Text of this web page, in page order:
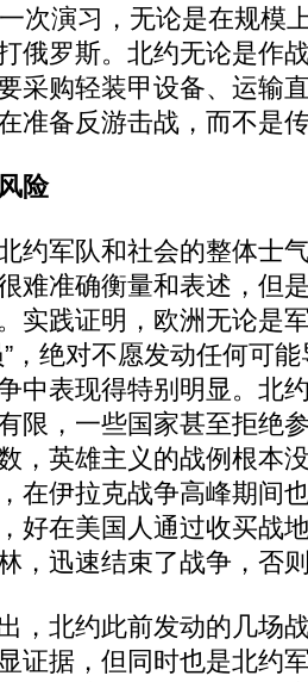
次演习，无论是在规模
俄罗斯。北约无论是作
采购轻装甲设备、运输
准备反游击战，而不是
险
军队和社会的整体士
难准确衡量和表述，但
实践证明，欧洲无论是
，绝对不愿发动任何可
中表现得特别明显。北
限，一些国家甚至拒绝
，英雄主义的战例根本
在伊拉克战争高峰期间
好在美国人通过收买战
，迅速结束了战争，否
北约此前发动的几场
证据，但同时也是北约